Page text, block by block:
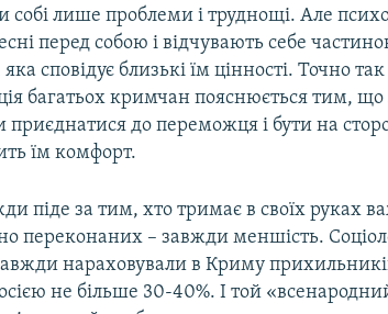
лише проблеми і труднощі. Але
перед собою і відчувають себе
сповідує близькі їм цінності. Точно
багатьох кримчан пояснюється тим,
приєднатися до переможця і бути на
їм комфорт.
піде за тим, хто тримає в своїх руках
переконаних – завжди меншість.
нараховували в Криму
не більше 30-40%. І той